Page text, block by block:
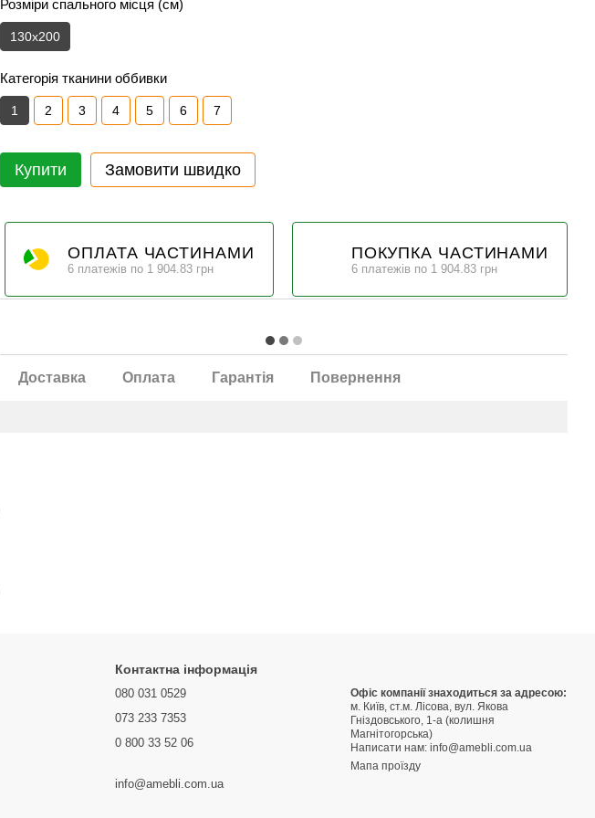
Розміри спального місця (см)
130x200
Категорія тканини оббивки
1 2 3 4 5 6 7
Купити Замовити швидко
ОПЛАТА ЧАСТИНАМИ
6 платежів по 1 904.83 грн
ПОКУПКА ЧАСТИНАМИ
6 платежів по 1 904.83 грн
Доставка Оплата Гарантія Повернення
Контактна інформація
080 031 0529
073 233 7353
0 800 33 52 06
info@amebli.com.ua
Офіс компанії знаходиться за адресою:
м. Київ, ст.м. Лісова, вул. Якова
Гніздовського, 1-а (колишня
Магнітогорська)
Написати нам:info@amebli.com.ua
Мапа проїзду